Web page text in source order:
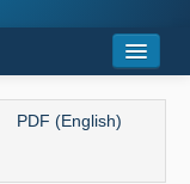
PDF (English)